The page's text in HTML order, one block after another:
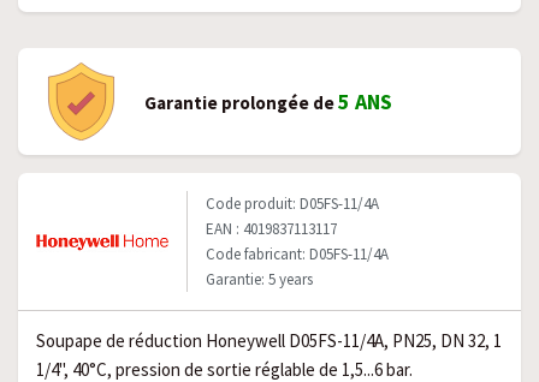
Garantie prolongée de5 ANS
Code produit: D05FS-11/4A
EAN : 4019837113117
Code fabricant: D05FS-11/4A
Garantie: 5 years
Soupape de réduction Honeywell D05FS-11/4A, PN25, DN 32, 1
1/4", 40°C, pression de sortie réglable de 1,5...6 bar.